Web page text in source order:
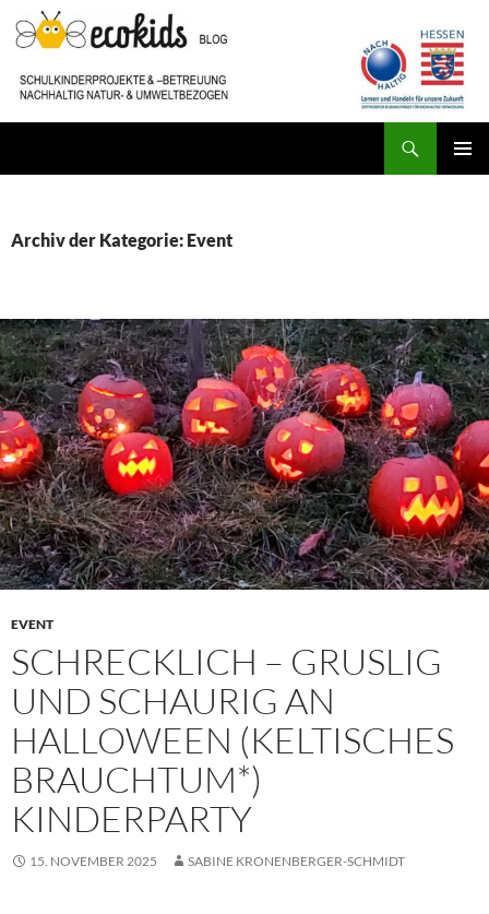
Inhalt
Archiv der Kategorie: Event
EVENT
SCHRECKLICH – GRUSLIG
UND SCHAURIG AN
HALLOWEEN (KELTISCHES
BRAUCHTUM*)
KINDERPARTY
15. NOVEMBER 2025 SABINE KRONENBERGER-SCHMIDT